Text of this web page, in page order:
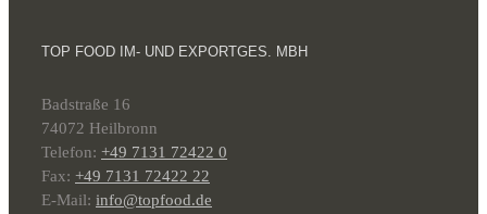
TOP FOOD IM- UND EXPORTGES. MBH
Badstraße 16
74072 Heilbronn
Telefon: +49 7131 72422 0
Fax: +49 7131 72422 22
E-Mail: info@topfood.de